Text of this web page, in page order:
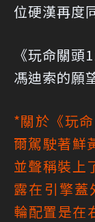
位硬漢再度
《玩命關
馮迪索的願
*關於《玩
爾駕駛著鮮
並聲稱裝上
露在引擎蓋
輪配置是在